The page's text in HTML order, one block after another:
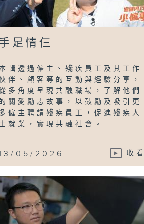
足情仨
輯透過僱主、殘疾員工及其工作
伴、顧客等的互動與經驗分享，
多角度呈現共融職場，了解他們
關愛勵志故事，以鼓勵及吸引更
僱主聘請殘疾員工，促進殘疾人
就業，實現共融社會。
05/2026 收看